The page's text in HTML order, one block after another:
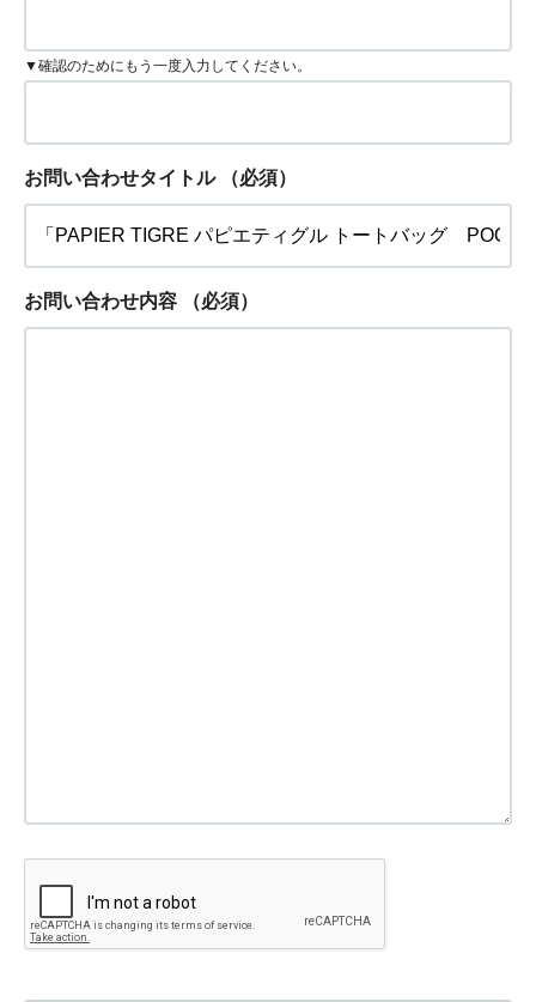
▼確認のためにもう一度入力してください。
お問い合わせタイトル （必須）
お問い合わせ内容 （必須）